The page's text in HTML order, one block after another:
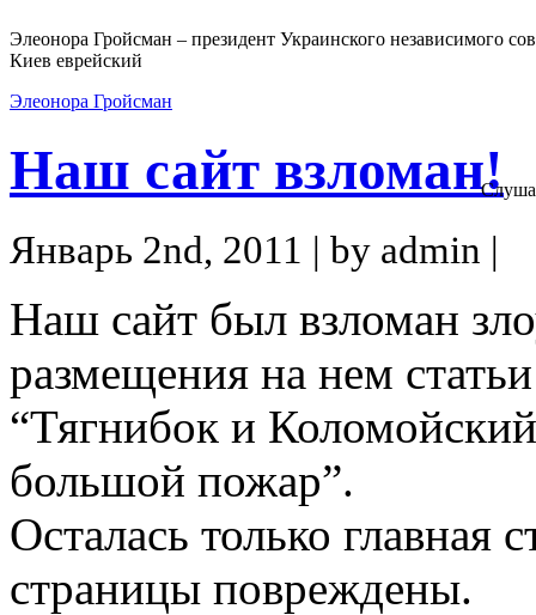
Элеонора Гройсман – президент Украинского независимого
Киев еврейский
Элеонора Гройсман
Наш сайт взломан!
Январь 2nd, 2011 | by admin |
Наш сайт был взломан
размещения на нем
“Тягнибок и
большой пожар”.
Осталась только главная
страницы повреждены.